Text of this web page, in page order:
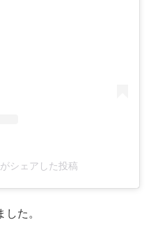
シェアした投稿
た。